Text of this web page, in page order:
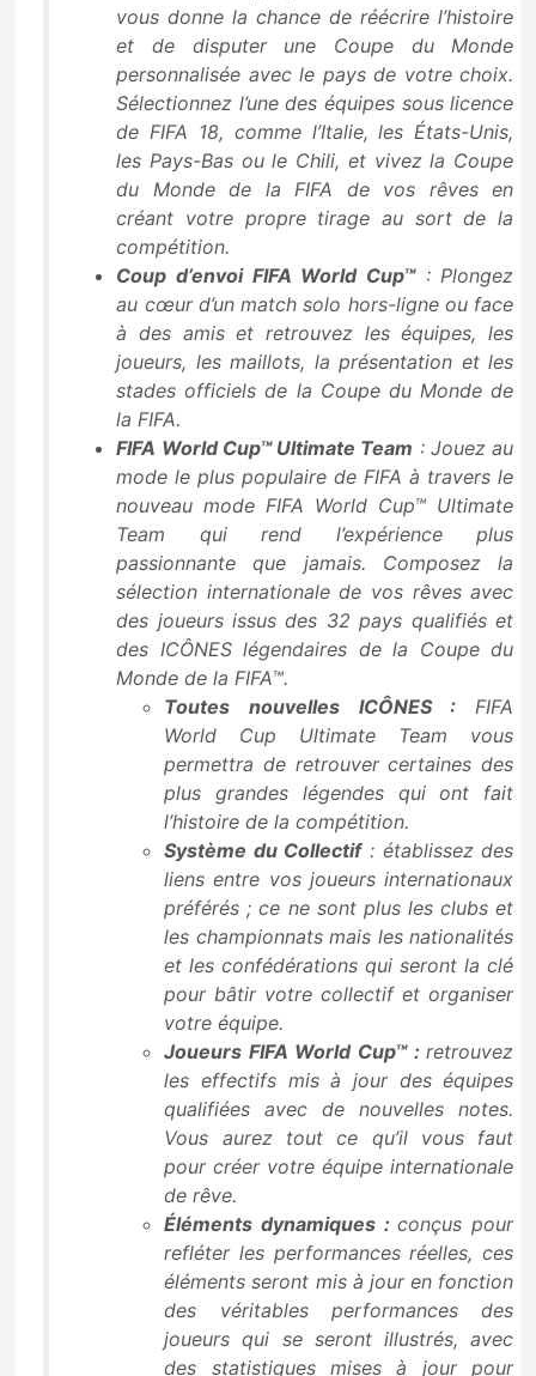
vous donne la chance de réécrire l’histoire
et de disputer une Coupe du Monde
personnalisée avec le pays de votre choix.
Sélectionnez l’une des équipes sous licence
de FIFA 18, comme l’Italie, les États-Unis,
les Pays-Bas ou le Chili, et vivez la Coupe
du Monde de la FIFA de vos rêves en
créant votre propre tirage au sort de la
compétition.
Coup d’envoi FIFA World Cup™: Plongez
au cœur d’un match solo hors-ligne ou face
à des amis et retrouvez les équipes, les
joueurs, les maillots, la présentation et les
stades officiels de la Coupe du Monde de
la FIFA.
FIFA World Cup™ Ultimate Team : Jouez au
mode le plus populaire de FIFA à travers le
nouveau mode FIFA World Cup™ Ultimate
Team qui rend l’expérience plus
passionnante que jamais. Composez la
sélection internationale de vos rêves avec
des joueurs issus des 32 pays qualifiés et
des ICÔNES légendaires de la Coupe du
Monde de la FIFA™.
Toutes nouvelles ICÔNES :FIFA
World Cup Ultimate Team vous
permettra de retrouver certaines des
plus grandes légendes qui ont fait
l’histoire de la compétition.
Système du Collectif: établissez des
liens entre vos joueurs internationaux
préférés ; ce ne sont plus les clubs et
les championnats mais les nationalités
et les confédérations qui seront la clé
pour bâtir votre collectif et organiser
votre équipe.
Joueurs FIFA World Cup™ :retrouvez
les effectifs mis à jour des équipes
qualifiées avec de nouvelles notes.
Vous aurez tout ce qu’il vous faut
pour créer votre équipe internationale
de rêve.
Éléments dynamiques :conçus pour
refléter les performances réelles, ces
éléments seront mis à jour en fonction
des véritables performances des
joueurs qui se seront illustrés, avec
des statistiques mises à jour pour